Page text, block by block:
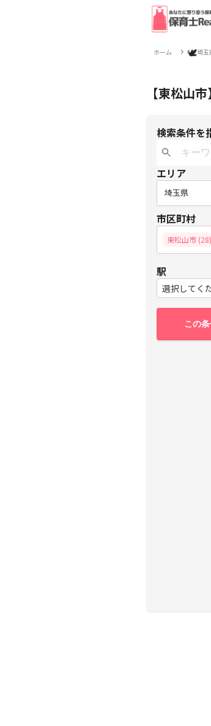
ホーム 🕊埼玉
【東松山
検索条件を
エリア
市区町村
東松山市 (28)
駅
選択してく
この